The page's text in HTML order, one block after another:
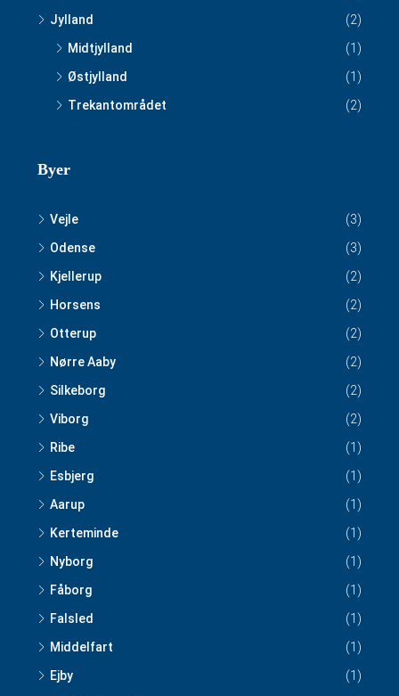
Jylland
(2)
Midtjylland
(1)
Østjylland
(1)
Trekantområdet
(2)
Byer
Vejle
(3)
Odense
(3)
Kjellerup
(2)
Horsens
(2)
Otterup
(2)
Nørre Aaby
(2)
Silkeborg
(2)
Viborg
(2)
Ribe
(1)
Esbjerg
(1)
Aarup
(1)
Kerteminde
(1)
Nyborg
(1)
Fåborg
(1)
Falsled
(1)
Middelfart
(1)
Ejby
(1)